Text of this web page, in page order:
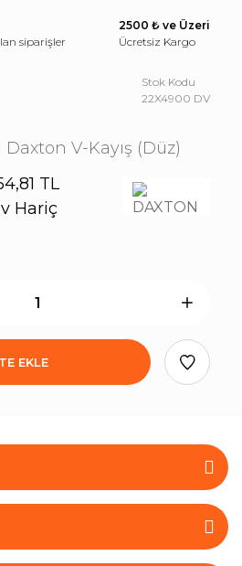
siparişler
2500 ₺ ve Üzeri
Ücretsiz Kargo
Stok Kodu
22X4900 DV
V-Kayış (Düz)
TL
Hariç
EKLE